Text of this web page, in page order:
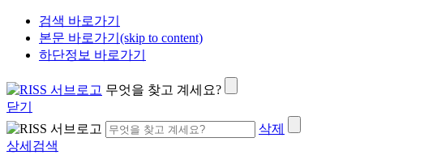
검색 바로가기
본문 바로가기(skip to content)
하단정보 바로가기
무엇을 찾고 계세요?
닫기
삭제
상세검색